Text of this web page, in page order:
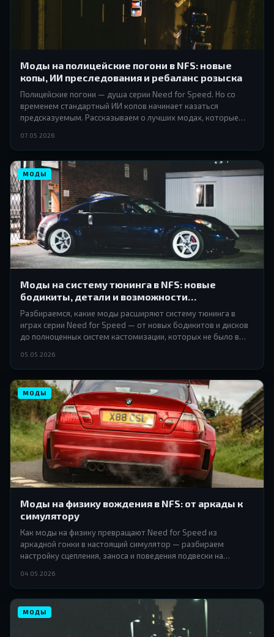
Моды на полицейские погони в NFS: новые
копы, ИИ преследования и ребаланс розыска
Полицейские погони — душа серии Need for Speed. Но со
временем стандартный ИИ копов начинает казаться
предсказуемым. Рассказываем о лучших модах, которые
всю систему розыска до неузнаваемости.
07.05.2026
МОДЫ
Моды на систему тюнинга в NFS: новые
бодикиты, детали и возможности
кастомизации
Разбираемся, какие моды расширяют систему тюнинга в
играх серии Need for Speed — от новых бодикитов и дисков
до полноценных систем кастомизации, которых не было в
05.05.2026
МОДЫ
Моды на физику вождения в NFS: от аркады к
симулятору
Как моды на физику превращают Need for Speed из
аркадной гонки в настоящий симулятор — разбираем
настройку сцепления, заноса и поведения подвески на
04.05.2026
МОДЫ